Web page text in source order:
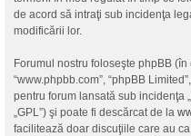
de acord să intraţi sub incidenţa
modificării lor.
Forumul nostru foloseşte phpBB (în
“www.phpbb.com”, “phpBB
pentru forum lansată sub incidenţa „
„GPL”) şi poate fi descărcat de la
facilitează doar discuţiile care au